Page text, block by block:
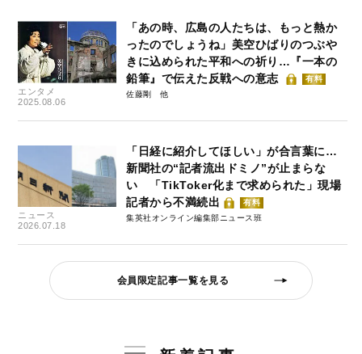
エンタメ
2025.08.06
「あの時、広島の人たちは、もっと熱か
ったのでしょうね」美空ひばりのつぶや
きに込められた平和への祈り…『一本の
鉛筆』で伝えた反戦への意志
有料
佐藤剛
ニュース
2026.07.18
「日経に紹介してほしい」が合言葉に…
新聞社の“記者流出ドミノ”が止まらな
い 「TikToker化まで求められた」現場
記者から不満続出
有料
集英社オンライン編集部ニュース班
会員限定記事一覧を見る